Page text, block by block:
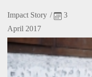
Impact Story /
3
April 2017